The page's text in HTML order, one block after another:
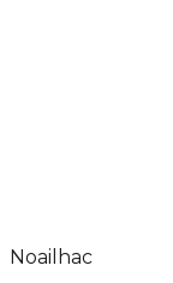
Noailhac